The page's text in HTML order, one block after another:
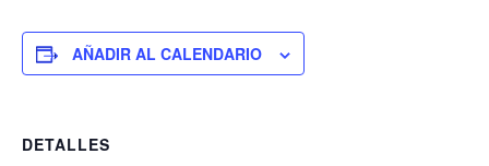
AÑADIR AL CALENDARIO
DETALLES